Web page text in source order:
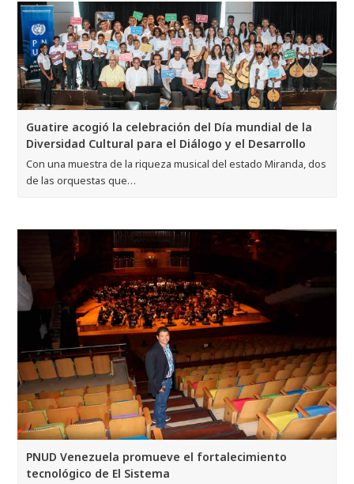
Guatire acogió la celebración del Día mundial de la
Diversidad Cultural para el Diálogo y el Desarrollo
Con una muestra de la riqueza musical del estado Miranda, dos
de las orquestas que…
PNUD Venezuela promueve el fortalecimiento
tecnológico de El Sistema